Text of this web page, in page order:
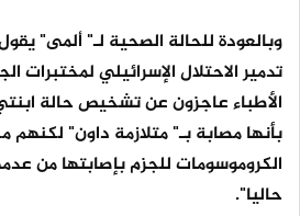
وبالعودة للحالة الصحية لـ" ألمى"
تدمير الاحتلال الإسرائيلي لمختبرات
الأطباء عاجزون عن تشخيص حالة
بأنها مصابة بـ" متلازمة داون"
الكروموسومات للجزم بإصابتها من
حاليا".